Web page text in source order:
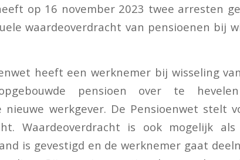
op 16 november 2023 twee arresten
waardeoverdracht van pensioenen bij
heeft een werknemer bij wisseling
pensioen over te
nieuwe werkgever. De Pensioenwet stelt
Waardeoverdracht is ook mogelijk
is gevestigd en de werknemer gaat